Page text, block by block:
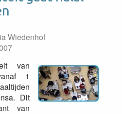
Wiedenhof
van
1
Dit
van